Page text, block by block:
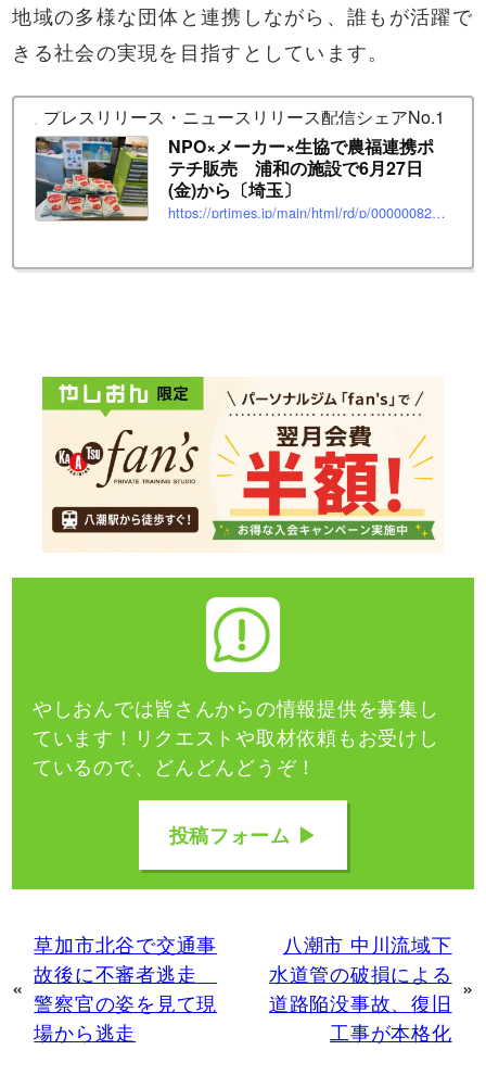
地域の多様な団体と連携しながら、誰もが活躍で
きる社会の実現を目指すとしています。
プレスリリース・ニュースリリース配信シェアNo.1｜
NPO×メーカー×生協で農福連携ポ
テチ販売 浦和の施設で6月27日
(金)から〔埼玉〕
https://prtimes.jp/main/html/rd/p/000000825.000006976.html
やしおんでは皆さんからの情報提供を募集し
ています！ リクエストや取材依頼もお受けし
ているので、どんどんどうぞ！
投稿フォーム ▶
«
草加市北谷で交通事
故後に不審者逃走
警察官の姿を見て現
場から逃走
八潮市 中川流域下
水道管の破損による
道路陥没事故、復旧
工事が本格化
»